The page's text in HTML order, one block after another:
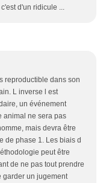
d'un ridicule ...
reproductible dans son
L inverse l est
un événement
animal ne sera pas
mais devra être
de phase 1. Les biais d
peut être
de ne pas tout prendre
garder un jugement